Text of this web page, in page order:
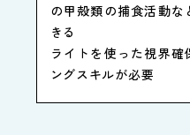
の甲殻類の捕食活動
きる
ライトを使った視界
ングスキルが必要